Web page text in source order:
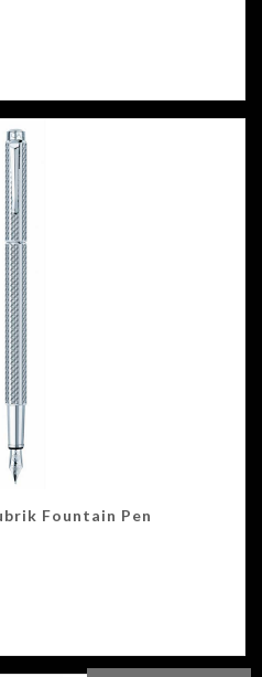
Fountain Pen